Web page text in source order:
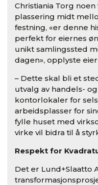
Christiania Torg
plassering midt
festning, «er denne
perfekt for eiernes
unikt samlingssted
dagen», opplyste
– Dette skal bli et
utvalg av handels-
kontorlokaler for
arbeidsplasser for
fylle huset med
virke vil bidra til å
Respekt for
Det er Lund+Slaatto